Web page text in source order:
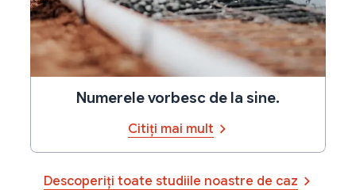
Numerele vorbesc de la sine.
Citiți mai mult
Descoperiți toate studiile noastre de caz